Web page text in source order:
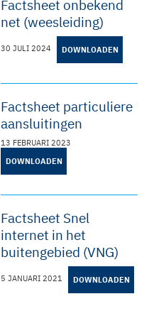
Factsheet onbekend
net (weesleiding)
30 JULI 2024 DOWNLOADEN
Factsheet particuliere
aansluitingen
13 FEBRUARI 2023
DOWNLOADEN
Factsheet Snel
internet in het
buitengebied (VNG)
5 JANUARI 2021 DOWNLOADEN